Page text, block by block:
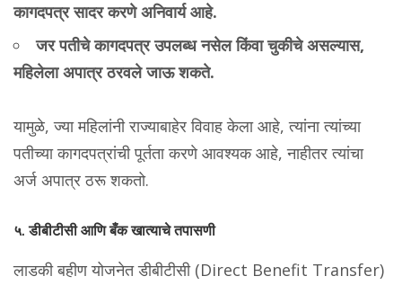
कागदपत्र सादर करणे अनिवार्य आहे.
जर पतीचे कागदपत्र उपलब्ध नसेल किंवा चुकीचे असल्यास,
महिलेला अपात्र ठरवले जाऊ शकते.
यामुळे, ज्या महिलांनी राज्याबाहेर विवाह केला आहे, त्यांना त्यांच्या
पतीच्या कागदपत्रांची पूर्तता करणे आवश्यक आहे, नाहीतर त्यांचा
अर्ज अपात्र ठरू शकतो.
५. डीबीटीसी आणि बँक खात्याचे तपासणी
लाडकी बहीण योजनेत डीबीटीसी (Direct Benefit Transfer)